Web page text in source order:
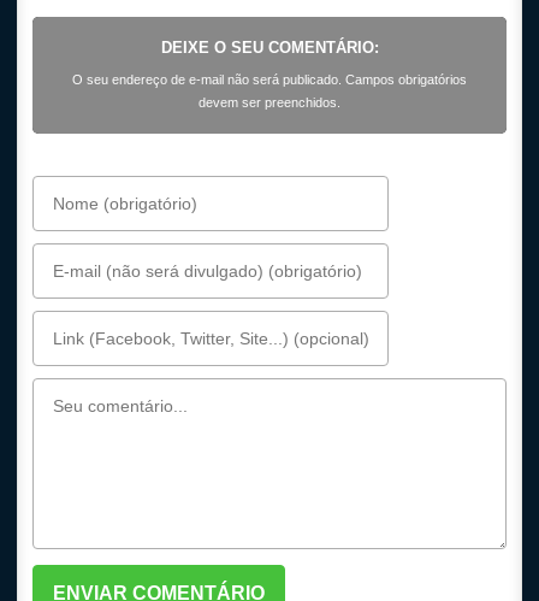
DEIXE O SEU COMENTÁRIO:
O seu endereço de e-mail não será publicado. Campos obrigatórios
devem ser preenchidos.